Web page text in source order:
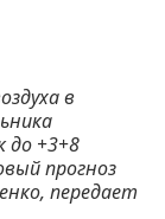
в
до +3+8
прогноз
передает